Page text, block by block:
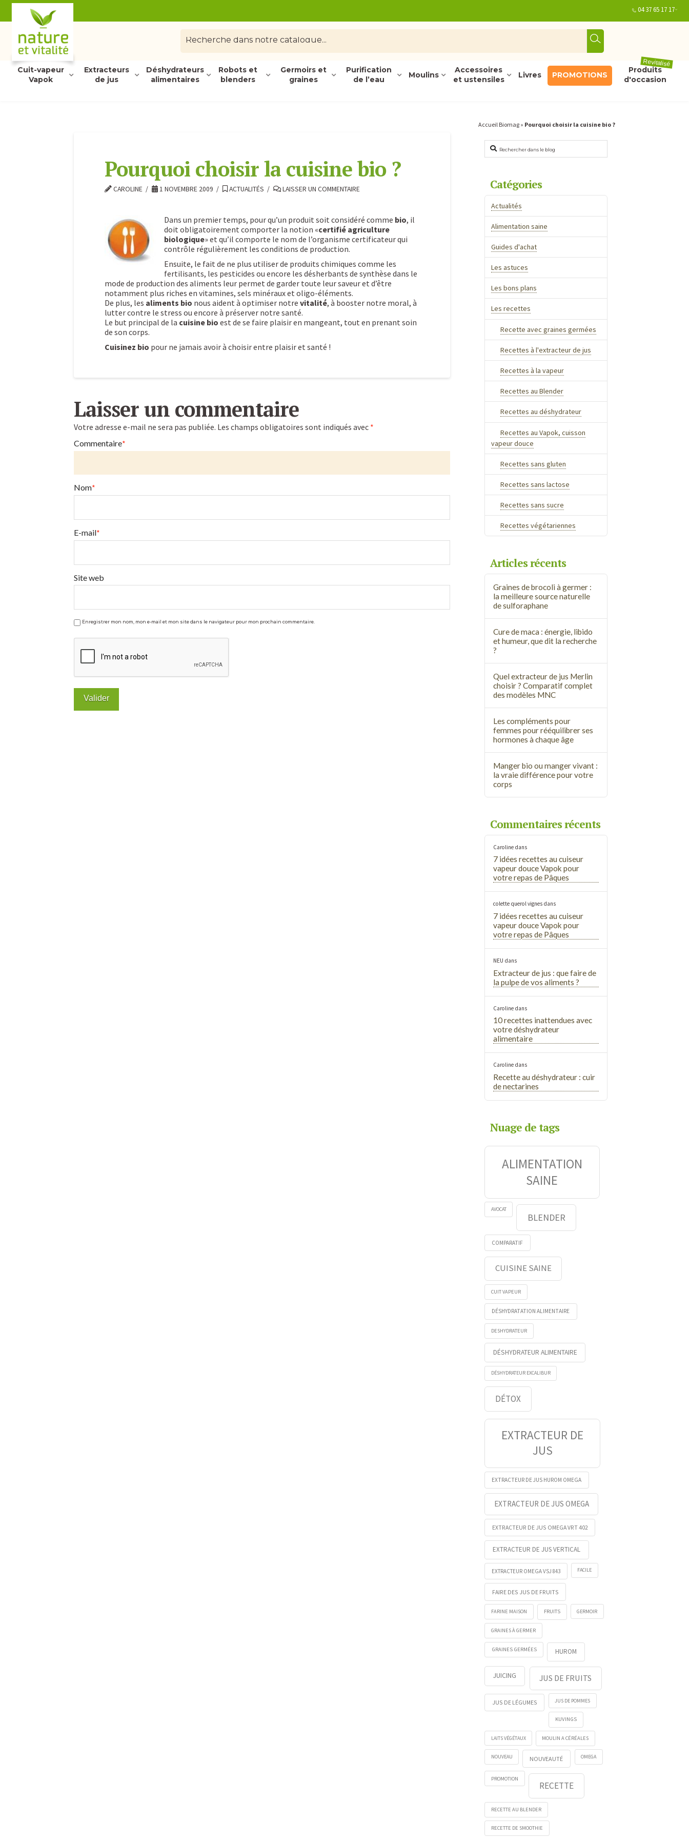
04 37 65 17 17
Cuit-vapeur
Vapok
Extracteurs
de jus
Déshydrateurs
alimentaires
Robots et
blenders
Germoirs et
graines
Purification
de l’eau
Moulins
Accessoires
et ustensiles
Livres PROMOTIONS
Produits
d'occasion
Revitalisé
Accueil Biomag » Pourquoi choisir la cuisine bio ?
Pourquoi choisir la cuisine bio ?
CAROLINE 1 NOVEMBRE 2009 ACTUALITÉS LAISSER UN COMMENTAIRE
Dans un premier temps, pour qu’un produit soit considéré comme bio, il
doit obligatoirement comporter la notion «certifié agriculture
biologique» et qu’il comporte le nom de l’organisme certificateur qui
contrôle régulièrement les conditions de production.
Ensuite, le fait de ne plus utiliser de produits chimiques comme les
fertilisants, les pesticides ou encore les désherbants de synthèse dans le
mode de production des aliments leur permet de garder toute leur saveur et d’être
notamment plus riches en vitamines, sels minéraux et oligo-éléments.
De plus, les aliments bio nous aident à optimiser notre vitalité, à booster notre moral, à
lutter contre le stress ou encore à préserver notre santé.
Le but principal de la cuisine bio est de se faire plaisir en mangeant, tout en prenant soin
de son corps.
Cuisinez bio pour ne jamais avoir à choisir entre plaisir et santé !
choisir
la
cuisine
?
11.01.2009
Laisser un commentaire
Votre adresse e-mail ne sera pas publiée. Les champs obligatoires sont indiqués avec *
Commentaire*
Nom*
E-mail*
Site web
Enregistrer mon nom, mon e-mail et mon site dans le navigateur pour mon prochain commentaire.
Rechercher
Catégories
Actualités
Alimentation saine
Guides d'achat
Les astuces
Les bons plans
Les recettes
Recette avec graines germées
Recettes à l'extracteur de jus
Recettes à la vapeur
Recettes au Blender
Recettes au déshydrateur
Recettes au Vapok, cuisson
vapeur douce
Recettes sans gluten
Recettes sans lactose
Recettes sans sucre
Recettes végétariennes
Articles récents
Graines de brocoli à germer :
la meilleure source naturelle
de sulforaphane
Cure de maca : énergie, libido
et humeur, que dit la recherche
?
Quel extracteur de jus Merlin
choisir ? Comparatif complet
des modèles MNC
Les compléments pour
femmes pour rééquilibrer ses
hormones à chaque âge
Manger bio ou manger vivant :
la vraie différence pour votre
corps
Commentaires récents
Caroline dans
7 idées recettes au cuiseur
vapeur douce Vapok pour
votre repas de Pâques
colette querol vignes dans
7 idées recettes au cuiseur
vapeur douce Vapok pour
votre repas de Pâques
NEU dans
Extracteur de jus : que faire de
la pulpe de vos aliments ?
Caroline dans
10 recettes inattendues avec
votre déshydrateur
alimentaire
Caroline dans
Recette au déshydrateur : cuir
de nectarines
Nuage de tags
ALIMENTATION
SAINE
AVOCAT
BLENDER
COMPARATIF
CUISINE SAINE
CUIT VAPEUR
DÉSHYDRATATION ALIMENTAIRE
DESHYDRATEUR
DÉSHYDRATEUR ALIMENTAIRE
DÉSHYDRATEUR EXCALIBUR
DÉTOX
EXTRACTEUR DE
JUS
EXTRACTEUR DE JUS HUROM OMEGA
EXTRACTEUR DE JUS OMEGA
EXTRACTEUR DE JUS OMEGA VRT 402
EXTRACTEUR DE JUS VERTICAL
EXTRACTEUR OMEGA VSJ 843 FACILE
FAIRE DES JUS DE FRUITS
FARINE MAISON FRUITS GERMOIR
GRAINES À GERMER
GRAINES GERMÉES HUROM
JUICING JUS DE FRUITS
JUS DE LÉGUMES JUS DE POMMES
KUVINGS
LAITS VÉGÉTAUX MOULIN A CÉRÉALES
NOUVEAU NOUVEAUTÉ OMEGA
PROMOTION
RECETTE
RECETTE AU BLENDER
RECETTE DE SMOOTHIE